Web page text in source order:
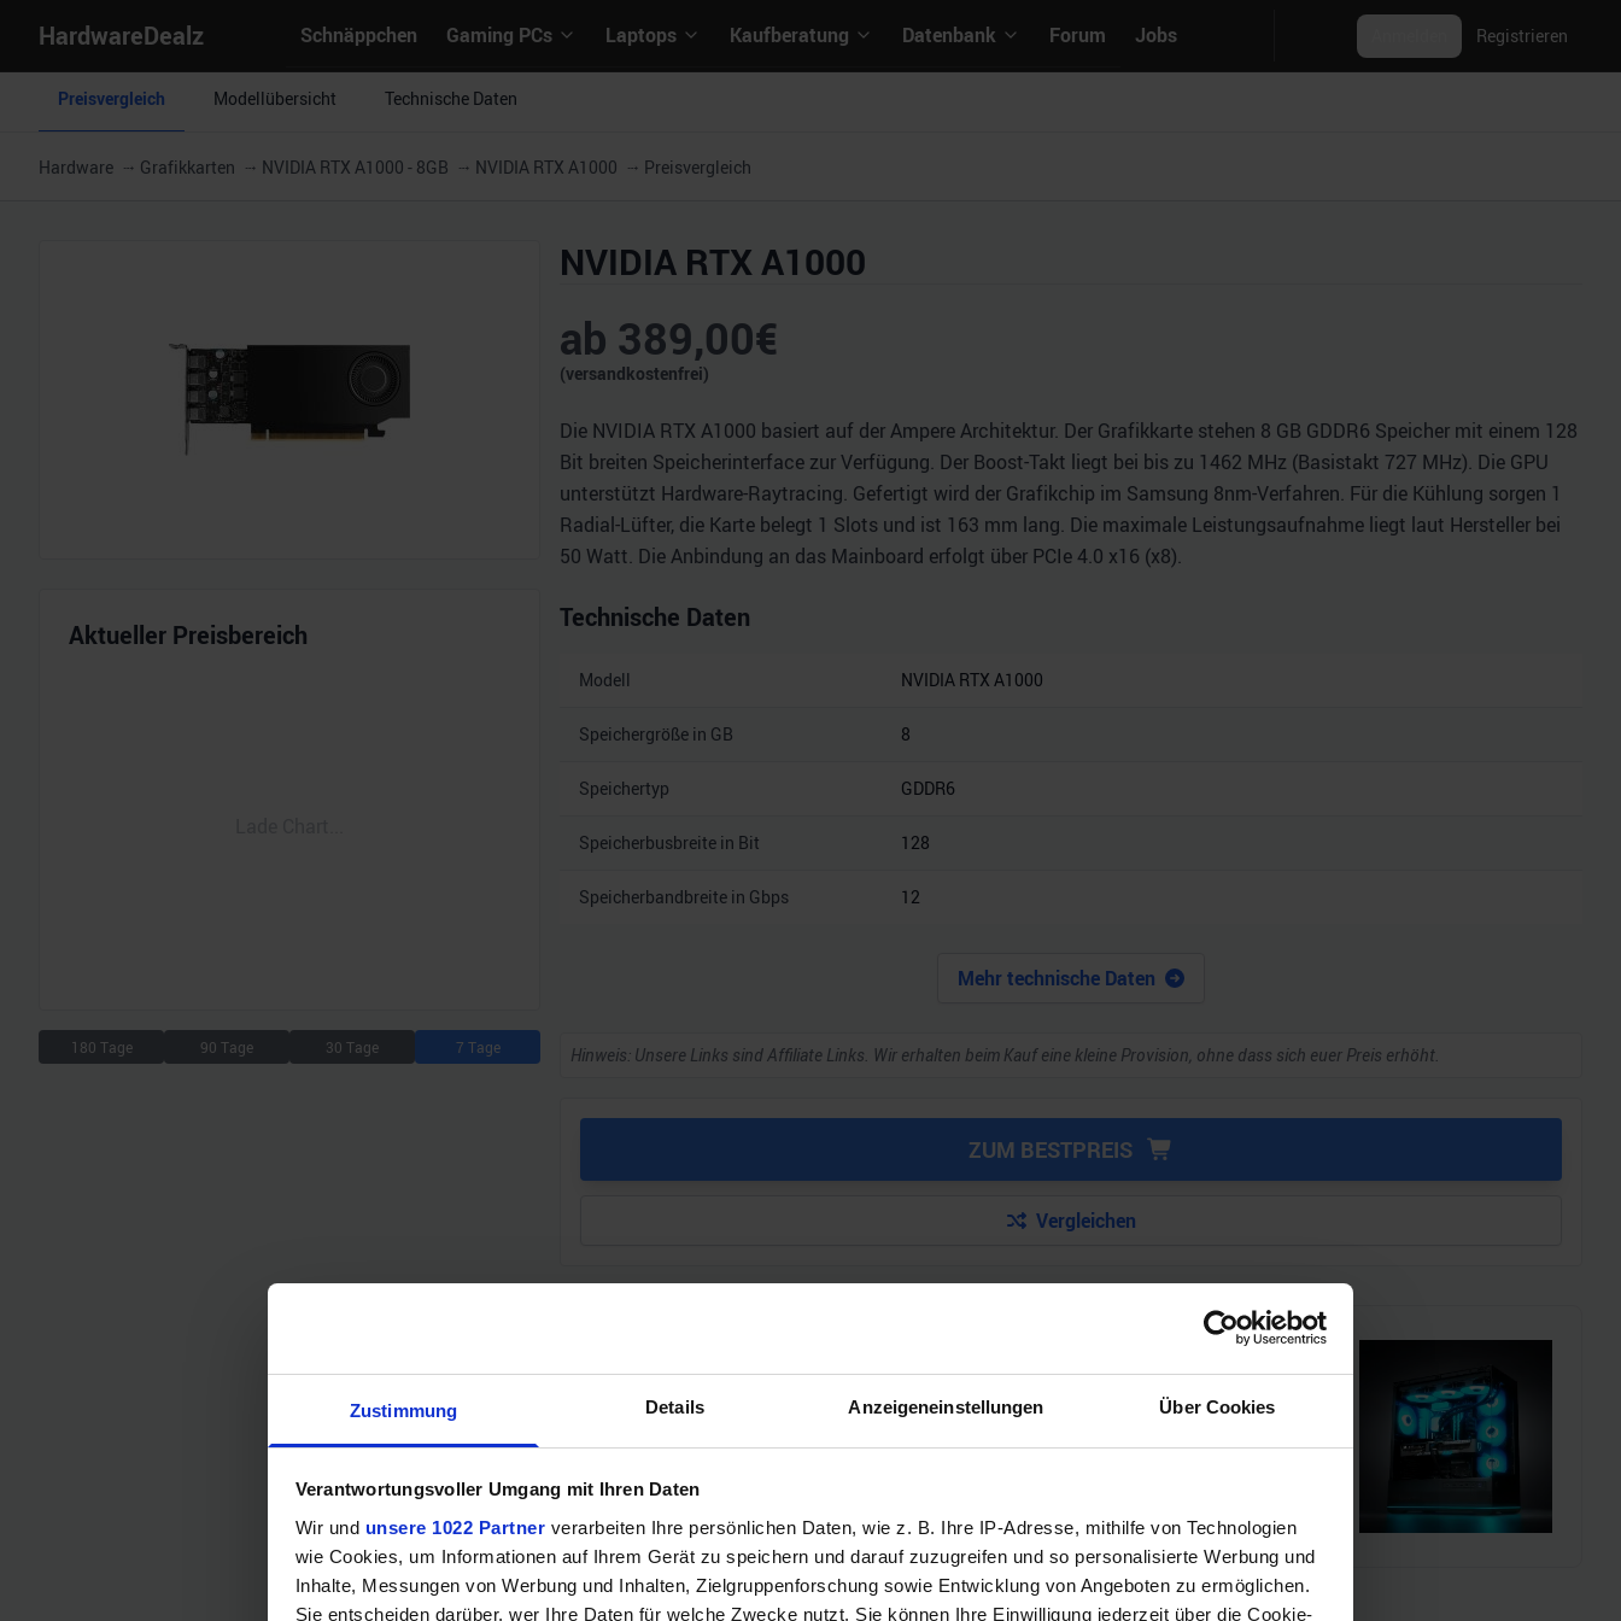
Zustimmung Details Anzeigeneinstellungen Über Cookies
Verantwortungsvoller Umgang mit Ihren Daten
Wir und unsere 1022 Partner verarbeiten Ihre persönlichen Daten, wie z. B. Ihre IP-Adresse, mithilfe von Technologien
wie Cookies, um Informationen auf Ihrem Gerät zu speichern und darauf zuzugreifen und so personalisierte Werbung und
Inhalte, Messungen von Werbung und Inhalten, Zielgruppenforschung sowie Entwicklung von Angeboten zu ermöglichen.
Sie entscheiden darüber, wer Ihre Daten für welche Zwecke nutzt. Sie können Ihre Einwilligung jederzeit über die Cookie-
HardwareDealz Schnäppchen Gaming PCs Laptops Kaufberatung Datenbank Forum Jobs Registrieren
Preisvergleich Modellübersicht Technische Daten
Hardware Grafikkarten NVIDIA RTX A1000 - 8GB NVIDIA RTX A1000 Preisvergleich
Aktueller Preisbereich
180 Tage 90 Tage 30 Tage 7 Tage
NVIDIA RTX A1000
ab 389,00€
(versandkostenfrei)
Die NVIDIA RTX A1000 basiert auf der Ampere Architektur. Der Grafikkarte stehen 8 GB GDDR6 Speicher mit einem 128
Bit breiten Speicherinterface zur Verfügung. Der Boost-Takt liegt bei bis zu 1462 MHz (Basistakt 727 MHz). Die GPU
unterstützt Hardware-Raytracing. Gefertigt wird der Grafikchip im Samsung 8nm-Verfahren. Für die Kühlung sorgen 1
Radial-Lüfter, die Karte belegt 1 Slots und ist 163 mm lang. Die maximale Leistungsaufnahme liegt laut Hersteller bei
50 Watt. Die Anbindung an das Mainboard erfolgt über PCIe 4.0 x16 (x8).
Technische Daten
Modell NVIDIA RTX A1000
Speichergröße in GB 8
Speichertyp GDDR6
Speicherbusbreite in Bit 128
Speicherbandbreite in Gbps 12
Mehr technische Daten
Hinweis: Unsere Links sind Affiliate Links. Wir erhalten beim Kauf eine kleine Provision, ohne dass sich euer Preis erhöht.
ZUM BESTPREIS
Vergleichen
Gewinne einen MSI Gaming PC mit RTX 5070 Ti!!
Jetzt teilnehmen!